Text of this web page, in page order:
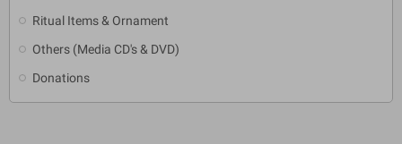
Ritual Items & Ornament
Others (Media CD's & DVD)
Donations